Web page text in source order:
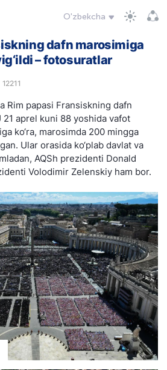
O'zbekcha
dafn marosimiga
– fotosuratlar
12211
Rim papasi Fransiskning dafn
21 aprel kuni 88 yoshida vafot
ko‘ra, marosimda 200 mingga
Ular orasida ko‘plab davlat va
AQSh prezidenti Donald
Volodimir Zelenskiy ham bor.